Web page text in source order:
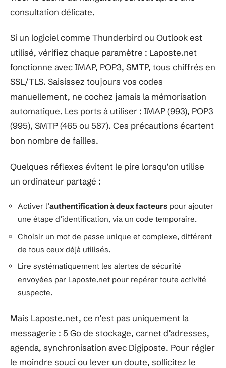
consultation délicate.
Si un logiciel comme Thunderbird ou Outlook est
utilisé, vérifiez chaque paramètre : Laposte.net
fonctionne avec IMAP, POP3, SMTP, tous chiffrés en
SSL/TLS. Saisissez toujours vos codes
manuellement, ne cochez jamais la mémorisation
automatique. Les ports à utiliser : IMAP (993), POP3
(995), SMTP (465 ou 587). Ces précautions écartent
bon nombre de failles.
Quelques réflexes évitent le pire lorsqu’on utilise
un ordinateur partagé :
Activer l’authentification à deux facteurs pour ajouter
une étape d’identification, via un code temporaire.
Choisir un mot de passe unique et complexe, différent
de tous ceux déjà utilisés.
Lire systématiquement les alertes de sécurité
envoyées par Laposte.net pour repérer toute activité
suspecte.
Mais Laposte.net, ce n’est pas uniquement la
messagerie : 5 Go de stockage, carnet d’adresses,
agenda, synchronisation avec Digiposte. Pour régler
le moindre souci ou lever un doute, sollicitez le